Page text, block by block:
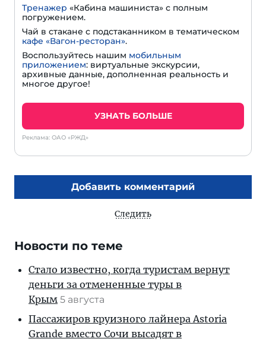
Тренажер «Кабина машиниста» с полным
погружением.
Чай в стакане с подстаканником в тематическом
кафе «Вагон-ресторан».
Воспользуйтесь нашим мобильным
приложением: виртуальные экскурсии,
архивные данные, дополненная реальность и
многое другое!
УЗНАТЬ БОЛЬШЕ
Реклама: ОАО «РЖД»
Добавить комментарий
Следить
Новости по теме
Стало известно, когда туристам вернут
деньги за отмененные туры в
Крым 5 августа
Пассажиров круизного лайнера Astoria
Grande вместо Сочи высадят в